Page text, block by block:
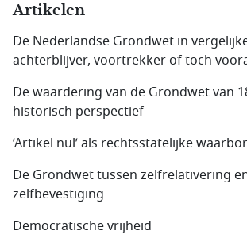
Artikelen
De Nederlandse Grondwet in
achterblijver, voortrekker of toch
De waardering van de Grondwet van
historisch perspectief
‘Artikel nul’ als rechtsstatelijke
De Grondwet tussen zelfrelativering
zelfbevestiging
Democratische vrijheid